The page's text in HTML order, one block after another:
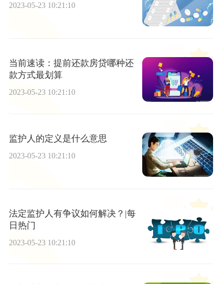
2023-05-23 10:21:10
当前速读：提前还款房贷哪种还
款方式最划算
2023-05-23 10:21:10
监护人的定义是什么意思
2023-05-23 10:21:10
法定监护人有争议如何解决？|每
日热门
2023-05-23 10:21:10